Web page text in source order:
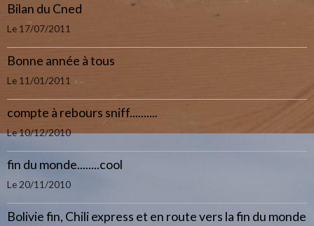
Bilan du Cned
Le 17/07/2011
Bonne année à tous
Le 11/01/2011
compte à rebours sniff..........
Le 10/12/2010
fin du monde........cool
Le 20/11/2010
Bolivie fin, Chili express et en route vers la fin du monde